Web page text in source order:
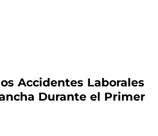
Accidentes Laborales
Durante el Primer